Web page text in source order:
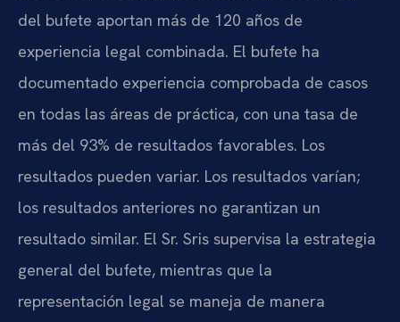
del bufete aportan más de 120 años de
experiencia legal combinada. El bufete ha
documentado experiencia comprobada de casos
en todas las áreas de práctica, con una tasa de
más del 93% de resultados favorables. Los
resultados pueden variar. Los resultados varían;
los resultados anteriores no garantizan un
resultado similar. El Sr. Sris supervisa la estrategia
general del bufete, mientras que la
representación legal se maneja de manera